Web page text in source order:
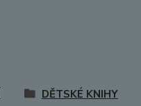
DĚTSKÉ KNIHY